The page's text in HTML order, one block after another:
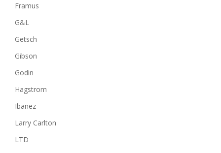
Framus
G&L
Getsch
Gibson
Godin
Hagstrom
Ibanez
Larry Carlton
LTD